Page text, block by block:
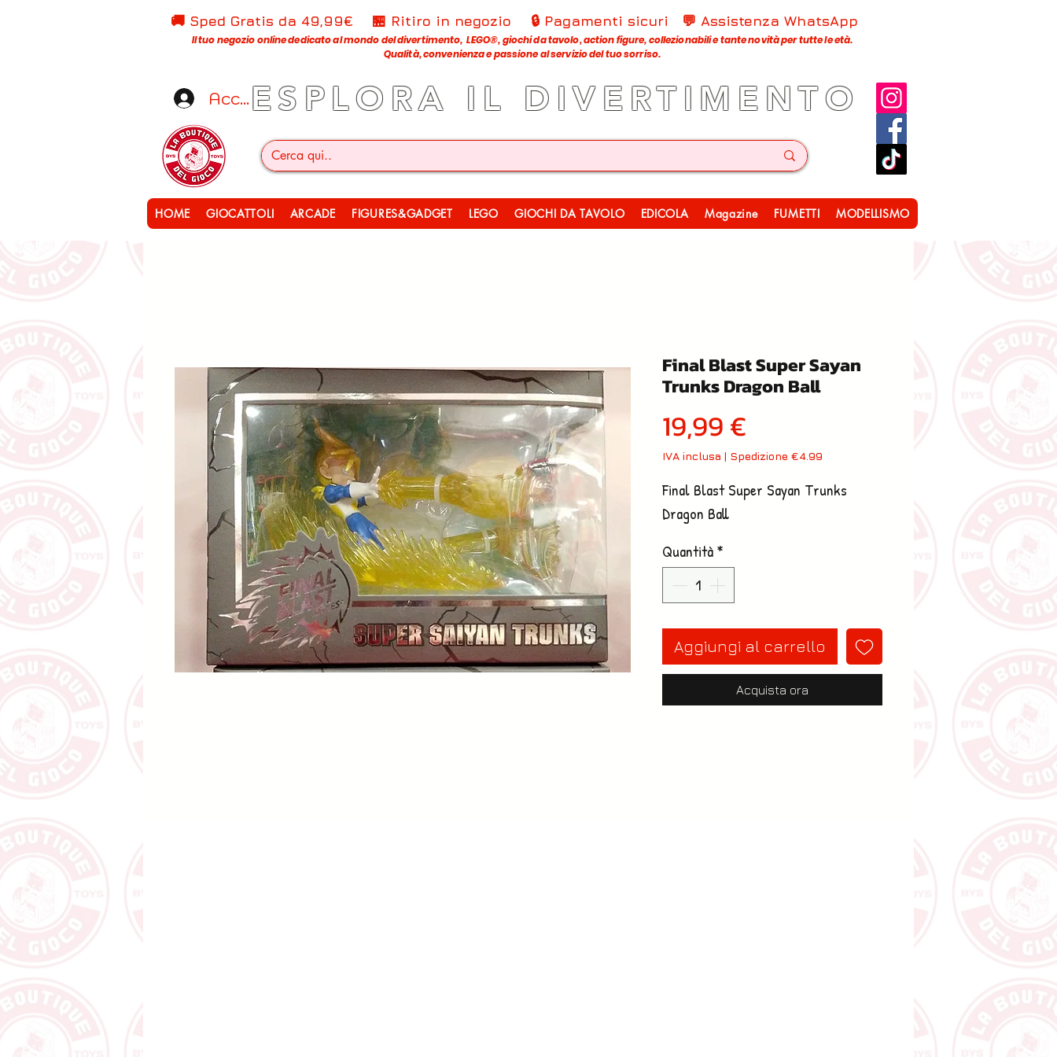
ESPLORA IL DIVERTIMENTO
Accedi
🚚 Sped Gratis da 49,99€ 🏪 Ritiro in negozio 🔒 Pagamenti sicuri 💬 Assistenza WhatsApp
Il tuo negozio online dedicato al mondo del divertimento, LEGO®, giochi da tavolo, action figure, collezionabili e tante novità per tutte le età.
Qualità, convenienza e passione al servizio del tuo sorriso.
HOME GIOCATTOLI ARCADE FIGURES&GADGET LEGO GIOCHI DA TAVOLO EDICOLA Magazine FUMETTI MODELLISMO
Final Blast Super Sayan
Trunks Dragon Ball
19,99 €
IVA inclusa | Spedizione €4.99
Final Blast Super Sayan Trunks
Dragon Ball
Quantità*
Aggiungi al carrello
Acquista ora